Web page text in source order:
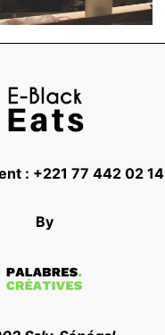
: +221 77 442 02 14
By